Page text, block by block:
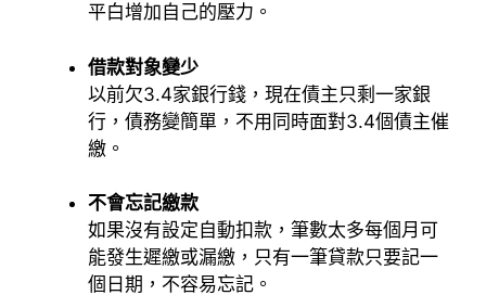
平白增加自己的壓力。
借款對象變少
以前欠3.4家銀行錢，現在債主只剩一家銀
行，債務變簡單，不用同時面對3.4個債主催
繳。
不會忘記繳款
如果沒有設定自動扣款，筆數太多每個月可
能發生遲繳或漏繳，只有一筆貸款只要記一
個日期，不容易忘記。